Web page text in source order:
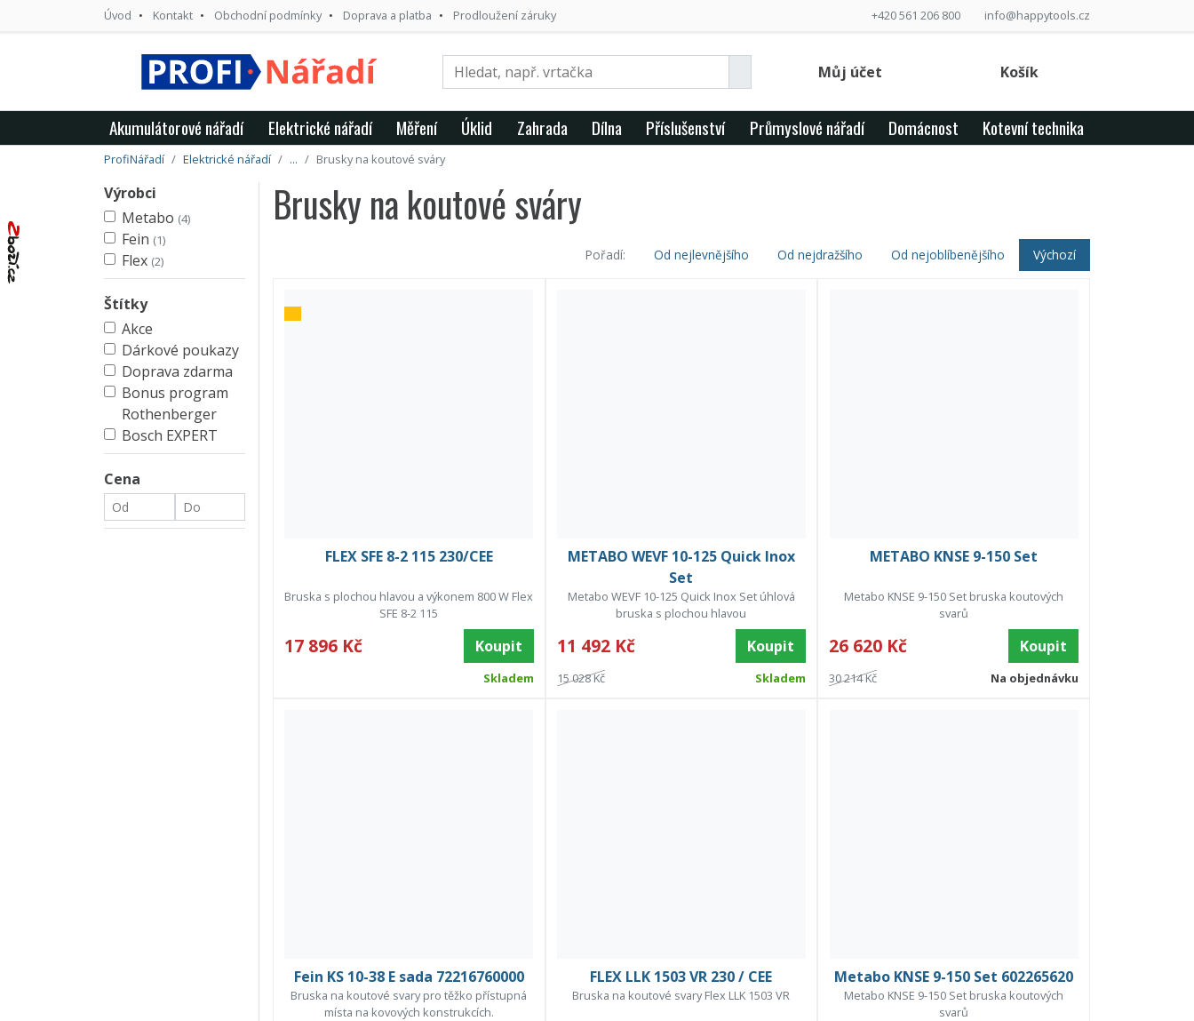
Úvod Kontakt Obchodní podmínky Doprava a platba Prodloužení záruky +420 561 206 800 info@happytools.cz
Můj účet Košík
Akumulátorové nářadí Elektrické nářadí Měření Úklid Zahrada Dílna Příslušenství Průmyslové nářadí Domácnost Kotevní technika
ProfiNářadí Elektrické nářadí ... Brusky na koutové sváry
Výrobci
Metabo (4)
Fein (1)
Flex (2)
Štítky
Akce
Dárkové poukazy
Doprava zdarma
Bonus program
Rothenberger
Bosch EXPERT
Cena
Brusky na koutové sváry
Pořadí: Od nejlevnějšího Od nejdražšího Od nejoblíbenějšího Výchozí
FLEX SFE 8-2 115 230/CEE
Bruska s plochou hlavou a výkonem 800 W Flex
SFE 8-2 115
17 896 Kč Koupit
Skladem
METABO WEVF 10-125 Quick Inox
Set
Metabo WEVF 10-125 Quick Inox Set úhlová
bruska s plochou hlavou
11 492 Kč Koupit
15 028 Kč Skladem
METABO KNSE 9-150 Set
Metabo KNSE 9-150 Set bruska koutových
svarů
26 620 Kč Koupit
30 214 Kč Na objednávku
Fein KS 10-38 E sada 72216760000
Bruska na koutové svary pro těžko přístupná
místa na kovových konstrukcích.
FLEX LLK 1503 VR 230 / CEE
Bruska na koutové svary Flex LLK 1503 VR
Metabo KNSE 9-150 Set 602265620
Metabo KNSE 9-150 Set bruska koutových
svarů